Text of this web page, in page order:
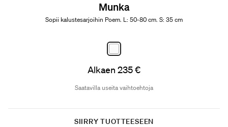
Munka
Sopii kalustesarjoihin Poem. L: 50-80 cm. S: 35 cm
Alkaen 235 €
Saatavilla useita vaihtoehtoja
SIIRRY TUOTTEESEEN